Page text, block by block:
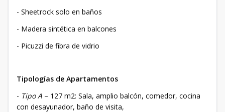
- Sheetrock solo en baños
- Madera sintética en balcones
- Picuzzi de fibra de vidrio
Tipologías de Apartamentos
- Tipo A – 127 m2: Sala, amplio balcón, comedor, cocina
con desayunador, baño de visita,